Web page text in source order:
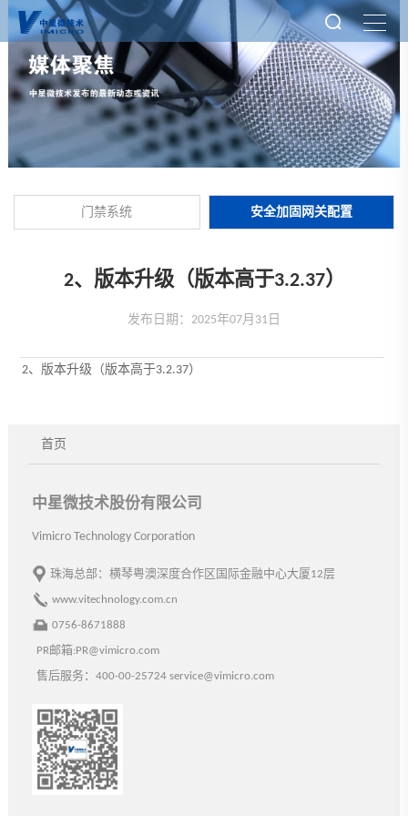
门禁系统 安全加固网关配置
2、版本升级（版本高于3.2.37）
发布日期：2025年07月31日
2、版本升级（版本高于3.2.37）
首页
中星微技术股份有限公司
Vimicro Technology Corporation
珠海总部：横琴粤澳深度合作区国际金融中心大厦12层
www.vitechnology.com.cn
0756-8671888
PR邮箱:PR@vimicro.com
售后服务：400-00-25724 service@vimicro.com